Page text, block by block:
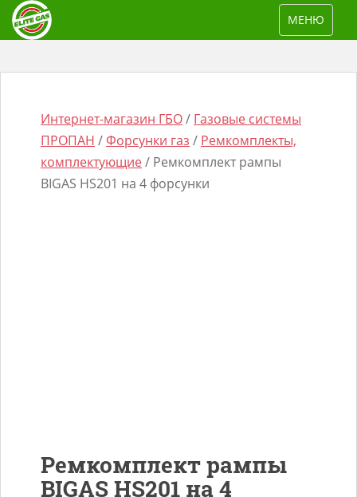
p
TOGGLE
МЕНЮ
Интернет-магазин ГБО/ Газовые системы
ПРОПАН /Форсунки газ / Ремкомплекты,
комплектующие/ Ремкомплект рампы
BIGAS HS201 на 4 форсунки
Ремкомплект рампы
BIGAS HS201 на 4